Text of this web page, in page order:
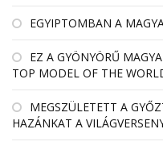
EGYIPTOMBAN A
EZ A GYÖNYÖRŰ
TOP MODEL OF THE
MEGSZÜLETETT A
HAZÁNKAT A